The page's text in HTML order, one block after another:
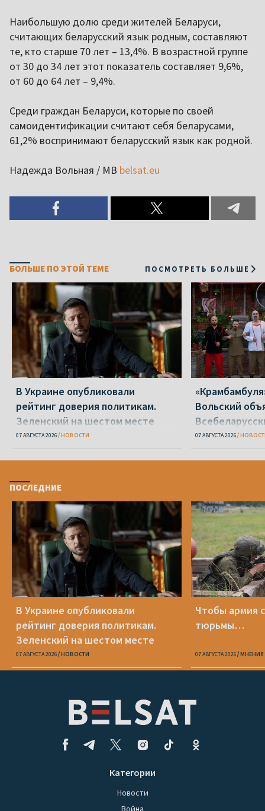
Наибольшую долю среди жителей Беларуси,
считающих беларусский язык родным, составляют
те, кто старше 70 лет – 13,4%. В возрастной группе
от 30 до 34 лет этот показатель составляет 9,6%,
от 60 до 64 лет – 9,4%.
Среди граждан Беларуси, которые по своей
самоидентификации считают себя беларусами,
61,2% воспринимают беларусский язык как родной.
Надежда Вольная / МВ belsat.eu
БОЛЬШЕ ПО ЭТОЙ ТЕМЕ ПОСМОТРЕТЬ БОЛЬШЕ
В Украине опубликовали
рейтинг доверия политикам.
Зеленский на шестом месте
07 АВГУСТА 2026 НОВОСТИ
Вольский
07 АВГУСТА 2026
ПОСЛЕДНИЕ
В Украине опубликовали
рейтинг доверия политикам.
Зеленский на шестом месте
07 АВГУСТА 2026 НОВОСТИ
Чтобы армия
тюрьмы…
07 АВГУСТА 2026 МНЕНИЯ
Категории
Новости
Война